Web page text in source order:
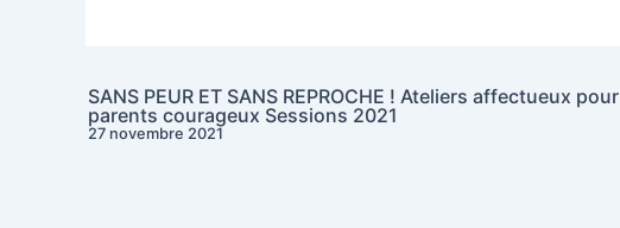
SANS PEUR ET SANS REPROCHE ! Ateliers affectueux pour
parents courageux Sessions 2021
27 novembre 2021